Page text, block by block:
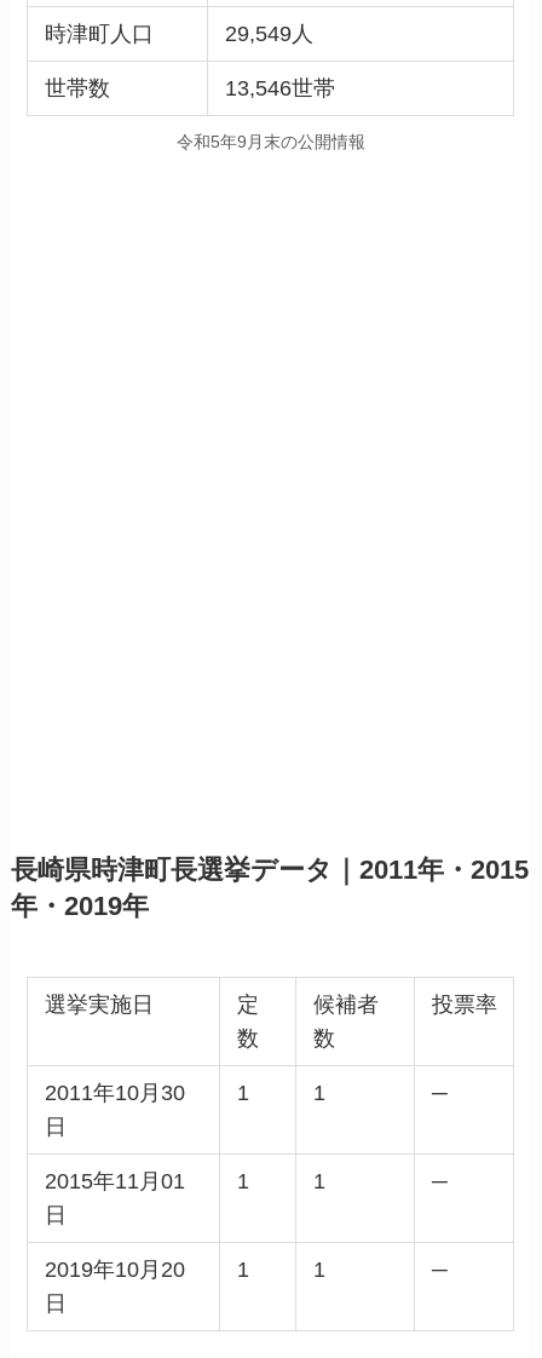
時津町人口 29,549人
世帯数 13,546世帯
令和5年9月末の公開情報
長崎県時津町長選挙データ｜2011年・2015
年・2019年
選挙実施日
定
数
候補者
数
投票率
2011年10月30
日
1 1 ─
2015年11月01
日
1 1 ─
2019年10月20
日
1 1 ─